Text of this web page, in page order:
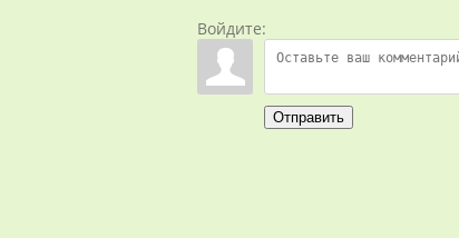
Войдите:
Отправить